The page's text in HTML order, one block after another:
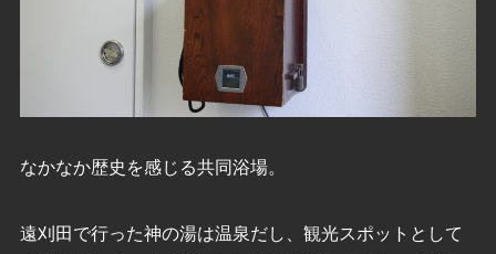
なかなか歴史を感じる共同浴場。
遠刈田で行った神の湯は温泉だし、観光スポットとして